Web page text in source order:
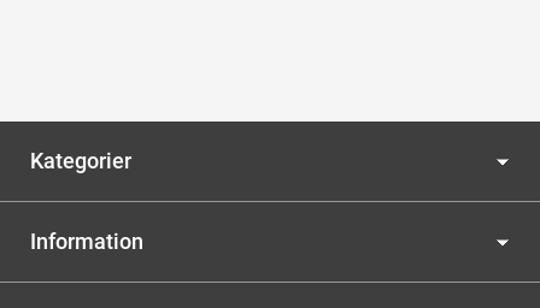
Kategorier
Information